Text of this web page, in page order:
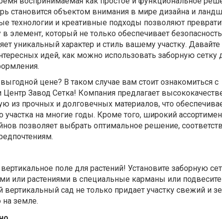
становится объектом внимания в мире дизайна и
технологии и креативные подходы позволяют
элемент, который не только обеспечивает
уникальный характер и стиль вашему участку. Давайте
идей, как можно использовать заборную сетку
цене? В таком случае вам стоит ознакомиться с
Завод Сетка! Компания предлагает
из прочных и долговечных материалов, что
на многие годы. Кроме того, широкий
позволяет выбрать оптимальное решение,
поле для растений! Установите заборную
или растениями в специальные карманы или подвесите
сад не только придает участку свежий и
на земле.